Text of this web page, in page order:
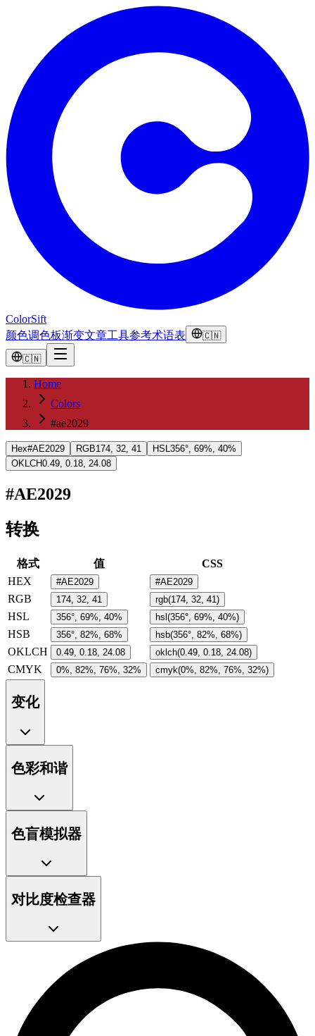
ColorSift
颜色调色板渐变文章工具参考术语表 🇨🇳
🇨🇳
Home
Colors
#ae2029
Hex#AE2029 RGB174, 32, 41 HSL356°, 69%, 40%
OKLCH0.49, 0.18, 24.08
#AE2029
转换
格式 值
CSS
HEX
#AE2029 #AE2029
RGB 174, 32, 41 rgb(174, 32, 41)
HSL 356°, 69%, 40% hsl(356°, 69%, 40%)
HSB 356°, 82%, 68% hsb(356°, 82%, 68%)
OKLCH 0.49, 0.18, 24.08 oklch(0.49, 0.18, 24.08)
CMYK 0%, 82%, 76%, 32% cmyk(0%, 82%, 76%, 32%)
变化
色彩和谐
色盲模拟器
对比度检查器